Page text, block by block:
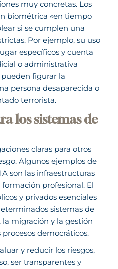
muy concretas. Los
biométrica «en tiempo
si se cumplen una
Por ejemplo, su uso
específicos y cuenta
o administrativa
pueden figurar la
persona desaparecida o
terrorista.
los sistemas de
claras para otros
Algunos ejemplos de
son las infraestructuras
profesional. El
y privados esenciales
sistemas de
la migración y la gestión
democráticos.
y reducir los riesgos,
ser transparentes y